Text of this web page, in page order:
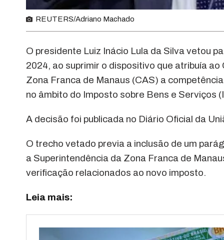
REUTERS/Adriano Machado
O presidente Luiz Inácio Lula da Silva vetou
2024, ao suprimir o dispositivo que atribuía
Zona Franca de Manaus (CAS) a
no âmbito do Imposto sobre Bens e Serviços
A decisão foi publicada no Diário Oficial da
O trecho vetado previa a inclusão de um
a Superintendência da Zona Franca de
verificação relacionados ao novo imposto.
Leia mais: